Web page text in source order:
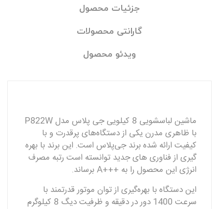
جزئیات محصول
گارانتی محصولات
ویدئو محصول
ماشین لباسشویی 8 کیلویی جی پلاس مدل P822W
با ظاهری مدرن یکی از دستگاه‌های پرقدرت و با
کیفیت ارائه شده برند جی‌پلاس است. این برند با بهره
گیری از فناوری های جدید توانسته است رتبه مصرف
انرژی این محصول را به +++A برساند.
این دستگاه با بهره‌گیری از توان موتور قدرتمند با
سرعت 1400 دور در دقیقه و ظرفیت دیگ 8 کیلوگرم